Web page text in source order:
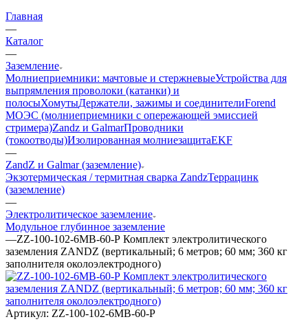
Главная
—
Каталог
—
Заземление
Молниеприемники: мачтовые и стержневыеУстройства для
выпрямления проволоки (катанки) и
полосыХомутыДержатели, зажимы и соединителиForend
МОЭС (молниеприемники с опережающей эмиссией
стримера)Zandz и GalmarПроводники
(токоотводы)Изолированная молниезащитаEKF
—
ZandZ и Galmar (заземление)
Экзотермическая / термитная сварка ZandzТеррацинк
(заземление)
—
Электролитическое заземление
Модульное глубинное заземление
—ZZ-100-102-6МВ-60-Р Комплект электролитического
заземления ZANDZ (вертикальный; 6 метров; 60 мм; 360 кг
заполнителя околоэлектродного)
Артикул: ZZ-100-102-6МВ-60-Р